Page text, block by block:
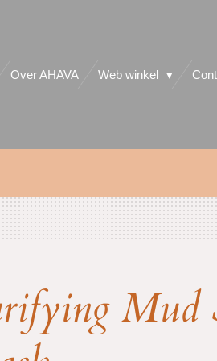
Over AHAVA Web winkel
Mud